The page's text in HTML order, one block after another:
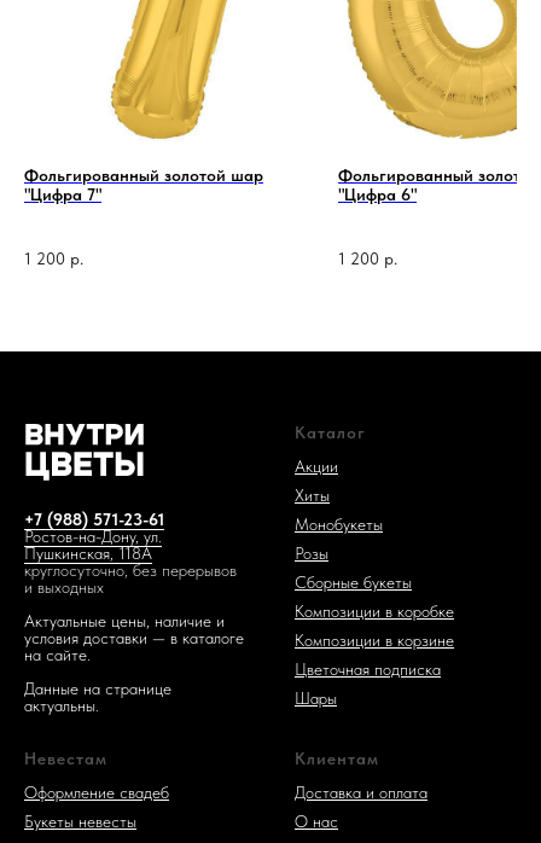
Фольгированный золотой шар
"Цифра 7"
1 200 р.
Фольгированный
"Цифра 6"
1 200 р.
+7 (988) 571-23-61
Ростов-на-Дону, ул.
Пушкинская, 118А
круглосуточно, без перерывов
и выходных
Актуальные цены, наличие и
условия доставки — в каталоге
на сайте.
Данные на странице
актуальны.
Каталог
Акции
Хиты
Монобукеты
Розы
Сборные букеты
Композиции в коробке
Композиции в корзине
Цветочная подписка
Шары
Невестам
Оформление свадеб
Букеты невесты
Клиентам
Доставка и оплата
О нас
1 код —